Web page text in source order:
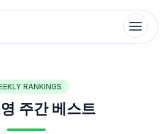
RANKINGS
주간 베스트